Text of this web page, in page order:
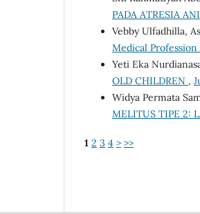
PADA ATRESIA
Vebby Ulfadhilla,
Medical Profession
Yeti Eka
OLD CHILDREN ,
Widya Permata
MELITUS TIPE 2:
1 2 3 4 > >>